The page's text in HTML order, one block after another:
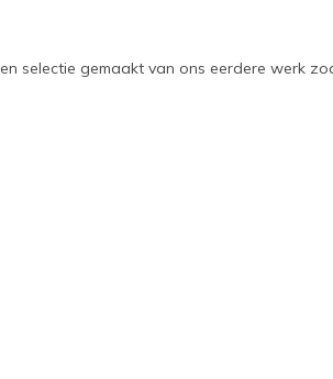
selectie gemaakt van ons eerdere werk